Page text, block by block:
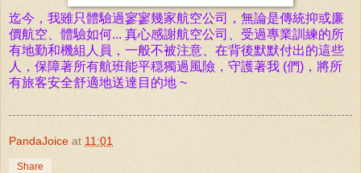
迄今，我雖只體驗過寥寥幾家航空公司，無論是傳統抑或廉
價航空、體驗如何... 真心感謝航空公司、 受過專業訓練的所
有地勤和機組人員，一般不被注意、在背後默默付出的這些
人，保障著所有航班能平穏獨過風險，守護著我 (們)，將所
有旅客安全舒適地送達目的地 ~
PandaJoice at 11:01
Share